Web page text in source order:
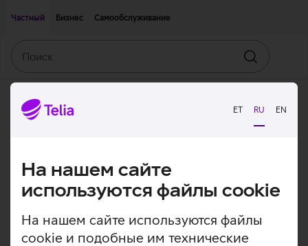
ET RU EN
На нашем сайте
используются файлы cookie
На нашем сайте используются файлы
cookie и подобные им технические
Частный
Бизнес Самообслуживание
Искать